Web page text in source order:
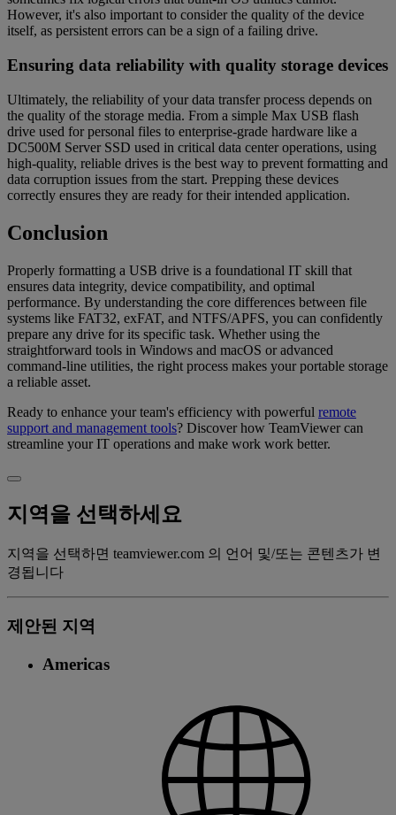
However, it's also important to consider the quality of the device
itself, as persistent errors can be a sign of a failing drive.
Ensuring data reliability with quality storage devices
Ultimately, the reliability of your data transfer process depends on
the quality of the storage media. From a simple Max USB flash
drive used for personal files to enterprise-grade hardware like a
DC500M Server SSD used in critical data center operations, using
high-quality, reliable drives is the best way to prevent formatting and
data corruption issues from the start. Prepping these devices
correctly ensures they are ready for their intended application.
Conclusion
Properly formatting a USB drive is a foundational IT skill that
ensures data integrity, device compatibility, and optimal
performance. By understanding the core differences between file
systems like FAT32, exFAT, and NTFS/APFS, you can confidently
prepare any drive for its specific task. Whether using the
straightforward tools in Windows and macOS or advanced
command-line utilities, the right process makes your portable storage
a reliable asset.
Ready to enhance your team's efficiency with powerful remote
support and management tools? Discover how TeamViewer can
streamline your IT operations and make work work better.
지역을 선택하세요
지역을 선택하면 teamviewer.com 의 언어 및/또는 콘텐츠가 변
경됩니다
제안된 지역
Americas